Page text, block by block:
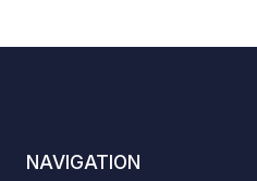
NAVIGATION